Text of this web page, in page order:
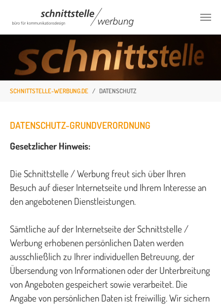
Zum Hauptinhalt springen
Sie sind hier:
SCHNITTSTELLE-WERBUNG.DE DATENSCHUTZ
DATENSCHUTZ-GRUNDVERORDNUNG
Gesetzlicher Hinweis:
Die Schnittstelle / Werbung freut sich über Ihren
Besuch auf dieser Internetseite und Ihrem Interesse an
den angebotenen Dienstleistungen.
Sämtliche auf der Internetseite der Schnittstelle /
Werbung erhobenen persönlichen Daten werden
ausschließlich zu Ihrer individuellen Betreuung, der
Übersendung von Informationen oder der Unterbreitung
von Angeboten gespeichert sowie verarbeitet. Die
Angabe von persönlichen Daten ist freiwillig. Wir sichern